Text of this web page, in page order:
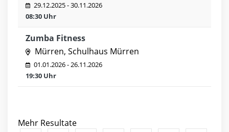
29.12.2025 - 30.11.2026
08:30 Uhr
Zumba Fitness
Mürren, Schulhaus Mürren
01.01.2026 - 26.11.2026
19:30 Uhr
Mehr Resultate